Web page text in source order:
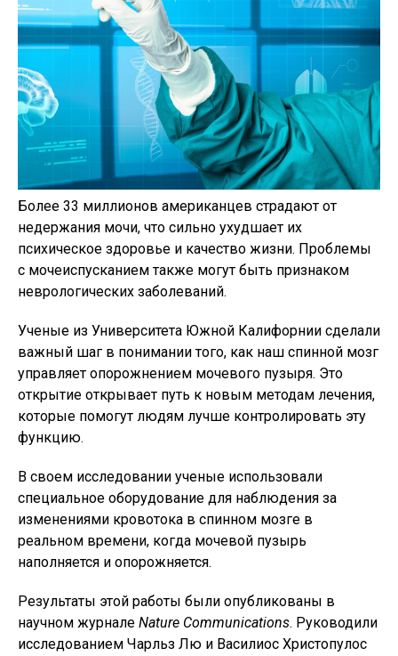
Более 33 миллионов американцев страдают от
недержания мочи, что сильно ухудшает их
психическое здоровье и качество жизни. Проблемы
с мочеиспусканием также могут быть признаком
неврологических заболеваний.
Ученые из Университета Южной Калифорнии сделали
важный шаг в понимании того, как наш спинной мозг
управляет опорожнением мочевого пузыря. Это
открытие открывает путь к новым методам лечения,
которые помогут людям лучше контролировать эту
функцию.
В своем исследовании ученые использовали
специальное оборудование для наблюдения за
изменениями кровотока в спинном мозге в
реальном времени, когда мочевой пузырь
наполняется и опорожняется.
Результаты этой работы были опубликованы в
научном журнале Nature Communications. Руководили
исследованием Чарльз Лю и Василиос Христопулос